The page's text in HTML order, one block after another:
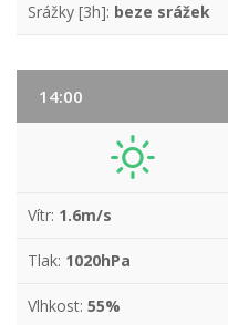
Srážky [3h]: beze srážek
14:00
Vítr: 1.6m/s
Tlak: 1020hPa
Vlhkost: 55%